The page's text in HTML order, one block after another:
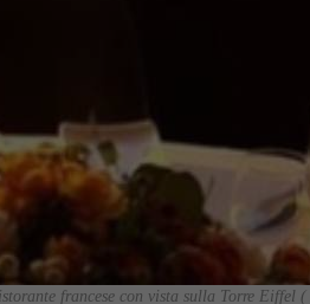
francese con vista sulla Torre